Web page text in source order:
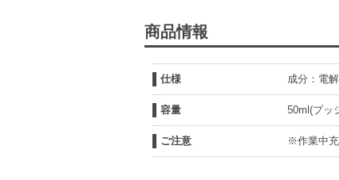
商品情報
仕様 成分：電
容量 50ml(プッ
ご注意 ※作業中充